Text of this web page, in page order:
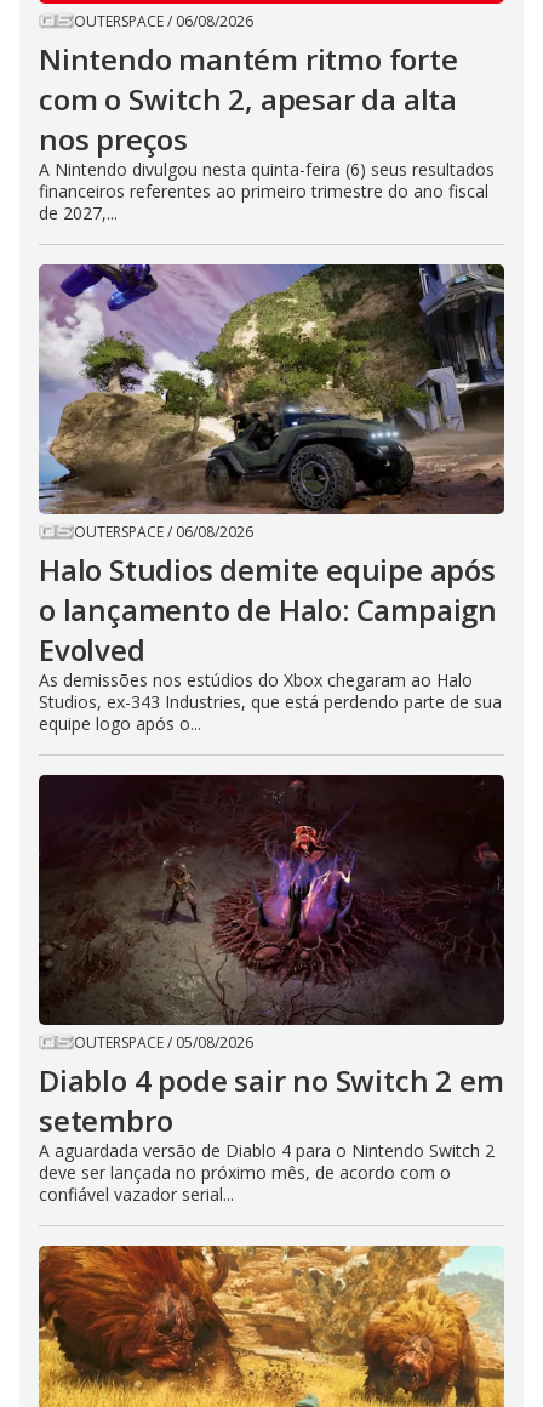
OUTERSPACE/ 06/08/2026
Nintendo mantém ritmo forte
com o Switch 2, apesar da alta
nos preços
A Nintendo divulgou nesta quinta-feira (6) seus resultados
financeiros referentes ao primeiro trimestre do ano fiscal
de 2027,...
OUTERSPACE/ 06/08/2026
Halo Studios demite equipe após
o lançamento de Halo: Campaign
Evolved
As demissões nos estúdios do Xbox chegaram ao Halo
Studios, ex-343 Industries, que está perdendo parte de sua
equipe logo após o...
OUTERSPACE/ 05/08/2026
Diablo 4 pode sair no Switch 2 em
setembro
A aguardada versão de Diablo 4 para o Nintendo Switch 2
deve ser lançada no próximo mês, de acordo com o
confiável vazador serial...